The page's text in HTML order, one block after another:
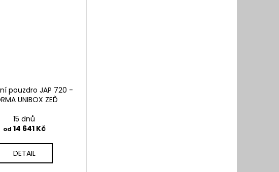
pouzdro JAP 720 -
UNIBOX ZEĎ
15 dnů
od 14 641 Kč
DETAIL